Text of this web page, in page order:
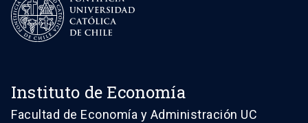
Instituto de Economía
Facultad de Economía y Administración UC